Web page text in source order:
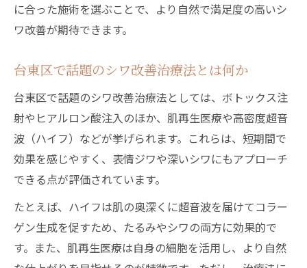
に合った施術を選ぶことで、より自然で満足度の高いシ
ワ改善が期待できます。
台東区で話題のシワ改善治療法とは何か
台東区で話題のシワ改善治療法としては、ボトックス注
射やヒアルロン酸注入のほか、肌再生医療や高密度超音
波（ハイフ）などが挙げられます。これらは、短期間で
効果を感じやすく、表情ジワや深いシワにもアプローチ
できる点が評価されています。
たとえば、ハイフは肌の奥深くに超音波を届けてコラー
ゲン生成を促すため、たるみやシワの両方に効果的で
す。また、肌再生医療は自身の細胞を活用し、より自然